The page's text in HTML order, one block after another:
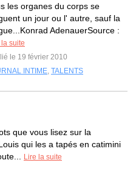
les organes du corps se
un jour ou l' autre, sauf la
AdenauerSource :
la suite
le 19 février 2010
INTIME, TALENTS
que vous lisez sur la
qui les a tapés en catimini
Lire la suite